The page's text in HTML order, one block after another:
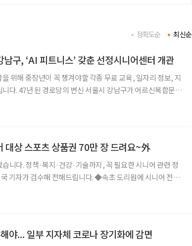
최신순
정확도순
구, ‘AI 피트니스’ 갖춘 선정시니어센터 개관
위해 중장년이 꼭 챙겨야할 각종 무료 교육, 일자리 정보, 지
신복합문화
대상 스포츠 상품권 70만 장 드려요~外
니다. 정책·복지·건강·기술까지, 꼭 필요한 시니어 관련 정
전해드립니다. ◆속초 도리원에 시니어 전용
야... 일부 지자체 코로나 장기화에 감면